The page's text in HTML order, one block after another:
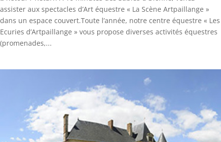
assister aux spectacles d’Art équestre « La Scène Artpaillange »
dans un espace couvert.Toute l’année, notre centre équestre « Les
Ecuries d’Artpaillange » vous propose diverses activités équestres
(promenades,...